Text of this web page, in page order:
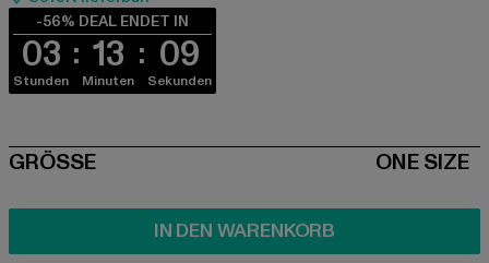
-56% DEAL ENDET IN
03
Stunden
13
Minuten
09
Sekunden
SIZE
GRÖSSE ONE SIZE
IN DEN WARENKORB